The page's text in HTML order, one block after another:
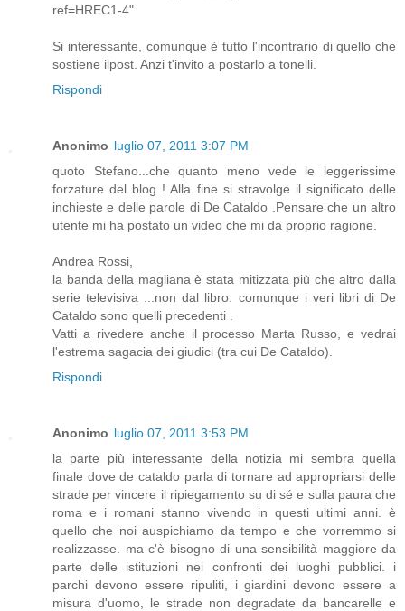
ref=HREC1-4"
Si interessante, comunque è tutto l'incontrario di quello che
sostiene ilpost. Anzi t'invito a postarlo a tonelli.
Rispondi
Anonimo luglio 07, 2011 3:07 PM
quoto Stefano...che quanto meno vede le leggerissime
forzature del blog ! Alla fine si stravolge il significato delle
inchieste e delle parole di De Cataldo .Pensare che un altro
utente mi ha postato un video che mi da proprio ragione.
Andrea Rossi,
la banda della magliana è stata mitizzata più che altro dalla
serie televisiva ...non dal libro. comunque i veri libri di De
Cataldo sono quelli precedenti .
Vatti a rivedere anche il processo Marta Russo, e vedrai
l'estrema sagacia dei giudici (tra cui De Cataldo).
Rispondi
Anonimo luglio 07, 2011 3:53 PM
la parte più interessante della notizia mi sembra quella
finale dove de cataldo parla di tornare ad appropriarsi delle
strade per vincere il ripiegamento su di sé e sulla paura che
roma e i romani stanno vivendo in questi ultimi anni. è
quello che noi auspichiamo da tempo e che vorremmo si
realizzasse. ma c'è bisogno di una sensibilità maggiore da
parte delle istituzioni nei confronti dei luoghi pubblici. i
parchi devono essere ripuliti, i giardini devono essere a
misura d'uomo, le strade non degradate da bancarelle e